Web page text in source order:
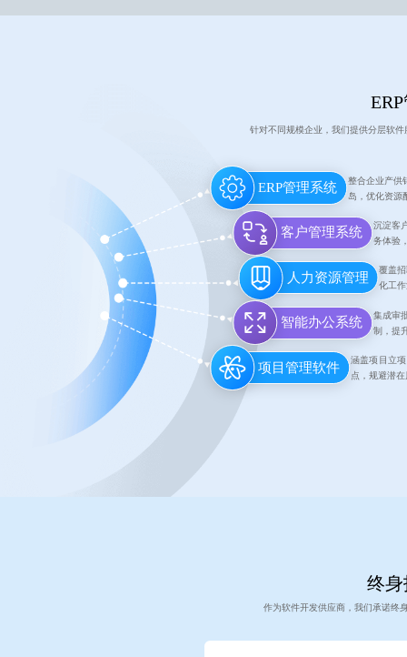
针对不同规模企业，我们提供分层软
ERP管理系统
整合企业产供
岛，优化资源
客户管理系统
沉淀客
务体验
人力资源管理
覆盖
化工
智能办公系统
集成审
制，提
项目管理软件
涵盖项目立
点，规避潜
终
作为软件开发供应商，我们承诺终